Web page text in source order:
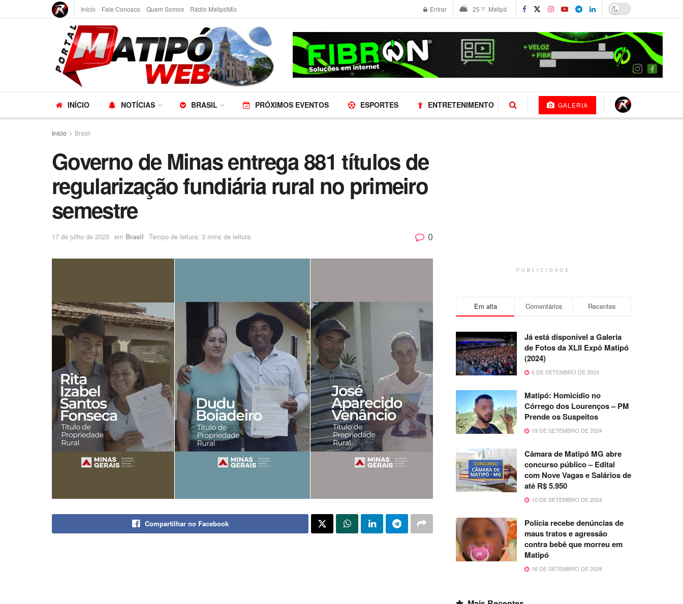
Início Fale Conosco Quem Somos Rádio MatipóMix Entrar 25 °C Matipó
INÍCIO NOTÍCIAS BRASIL PRÓXIMOS EVENTOS ESPORTES ENTRETENIMENTO GALERIA
Início Brasil
Governo de Minas entrega 881 títulos de
regularização fundiária rural no primeiro
semestre
17 de julho de 2023 em Brasil Tempo de leitura: 3 mins de leitura 0
Compartilhar no Facebook
PUBLICIDADE
Em alta Comentários Recentes
Já está disponível a Galeria
de Fotos da XLII Expô Matipó
(2024)
6 DE SETEMBRO DE 2024
Matipó: Homicídio no
Córrego dos Lourenços – PM
Prende os Suspeitos
19 DE SETEMBRO DE 2024
Câmara de Matipó MG abre
concurso público – Edital
com Nove Vagas e Salários de
até R$ 5.950
10 DE SETEMBRO DE 2024
Polícia recebe denúncias de
maus tratos e agressão
contra bebê que morreu em
Matipó
16 DE SETEMBRO DE 2024